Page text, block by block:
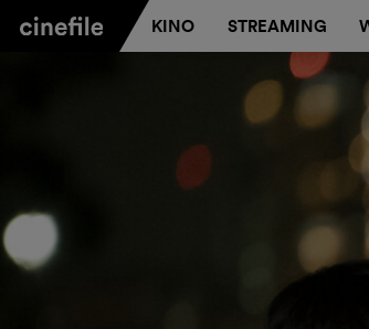
KINO STREAMING